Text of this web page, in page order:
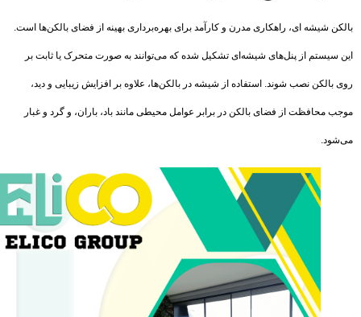
شیشه‌ ای، راهکاری مدرن و کارآمد برای بهره‌برداری بهینه از فضای بالکن‌ها است.
از پنل‌های شیشه‌ای تشکیل شده که می‌توانند به صورت متحرک یا ثابت بر
نصب شوند. استفاده از شیشه در بالکن‌ها، علاوه بر افزایش زیبایی و دید،
محافظت از فضای بالکن در برابر عوامل محیطی مانند باد، باران، و گرد و غبار